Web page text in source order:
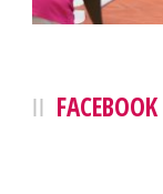
FACEBOOK